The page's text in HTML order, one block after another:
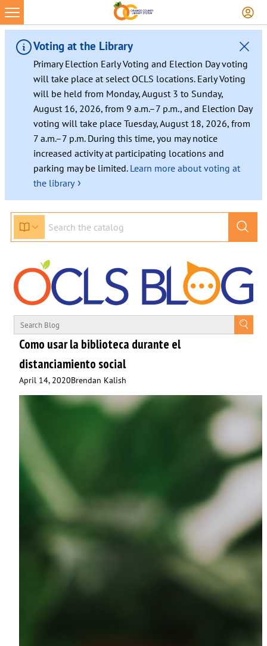
Skip
to
content
Voting at the Library
Primary Election Early Voting and Election Day voting
will take place at select OCLS locations. Early Voting
will be held from Monday, August 3 to Sunday,
August 16, 2026, from 9 a.m.–7 p.m., and Election Day
voting will take place Tuesday, August 18, 2026, from
7 a.m.–7 p.m. During this time, you may notice
increased activity at participating locations and
parking may be limited. Learn more about voting at
the library ›
Como usar la biblioteca durante el
distanciamiento social
April 14, 2020Brendan Kalish